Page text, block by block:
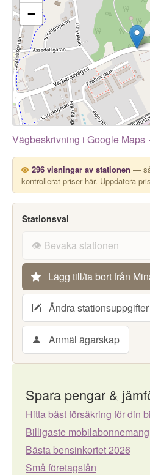
−
Vägbeskrivning i Google
296 visningar av stationen —
kontrollerat priser här. Uppdatera
Stationsval
👁️ Bevaka stationen
Lägg till/ta bort från
Ändra stationsuppgifter
Anmäl ägarskap
Spara pengar &
Hitta bäst försäkring för din
Billigaste mobilabonnemang
Bästa bensinkortet 2026
Små företagslån